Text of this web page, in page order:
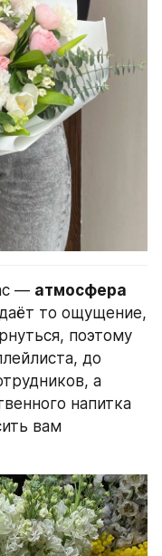
— атмосфера
то ощущение,
поэтому
до
а
напитка
вам